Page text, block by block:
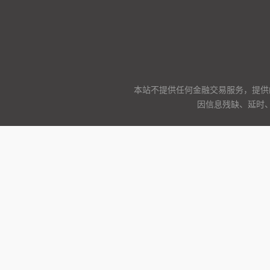
本站不提供任何金融交易服务，提
因信息残缺、延时